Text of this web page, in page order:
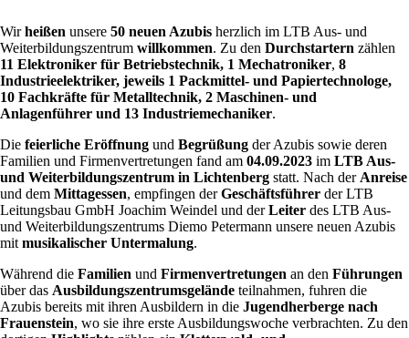
Wirheißen unsere 50 neuen Azubis herzlich im LTB Aus- und
Weiterbildungszentrum willkommen. Zu den Durchstartern zählen
11 Elektroniker für Betriebstechnik, 1 Mechatroniker, 8
Industrieelektriker, jeweils 1 Packmittel- und Papiertechnologe,
10 Fachkräfte für Metalltechnik, 2 Maschinen- und
Anlagenführer und 13 Industriemechaniker.
Die feierliche Eröffnung und Begrüßung der Azubis sowie deren
Familien und Firmenvertretungen fand am 04.09.2023 im LTB Aus-
und Weiterbildungszentrum in Lichtenberg statt. Nach der Anreise
und dem Mittagessen, empfingen derGeschäftsführer der LTB
Leitungsbau GmbH Joachim Weindel und derLeiter des LTB Aus-
und Weiterbildungszentrums Diemo Petermann unsere neuen Azubis
mit musikalischer Untermalung.
Während die Familien und Firmenvertretungen an den Führungen
über das Ausbildungszentrumsgelände teilnahmen, fuhren die
Azubis bereits mit ihren Ausbildern in die Jugendherberge nach
Frauenstein, wo sie ihre erste Ausbildungswoche verbrachten. Zu den